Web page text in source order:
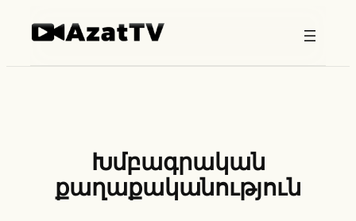
Խմբագրական
քաղաքականություն